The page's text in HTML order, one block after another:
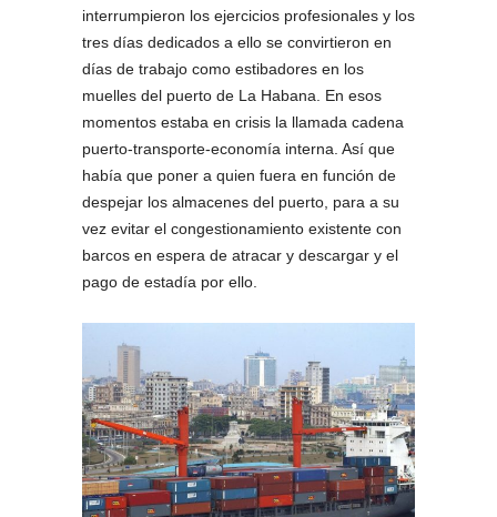
interrumpieron los ejercicios profesionales y los
tres días dedicados a ello se convirtieron en
días de trabajo como estibadores en los
muelles del puerto de La Habana. En esos
momentos estaba en crisis la llamada cadena
puerto-transporte-economía interna. Así que
había que poner a quien fuera en función de
despejar los almacenes del puerto, para a su
vez evitar el congestionamiento existente con
barcos en espera de atracar y descargar y el
pago de estadía por ello.